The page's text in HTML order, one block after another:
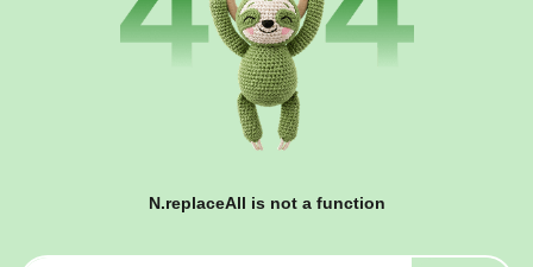
N.replaceAll is not a function